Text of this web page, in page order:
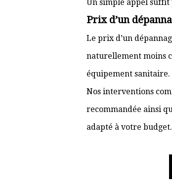
Un simple appel
Prix d’un
Le prix d’un
naturellement moins
équipement sanitaire.
Nos interventions
recommandée ainsi
adapté à votre budget.